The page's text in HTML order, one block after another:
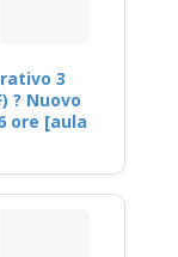
3
? Nuovo
ore [aula